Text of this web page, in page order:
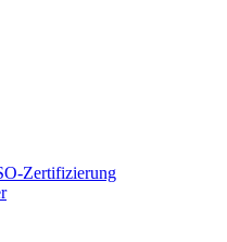
Zertifizierung